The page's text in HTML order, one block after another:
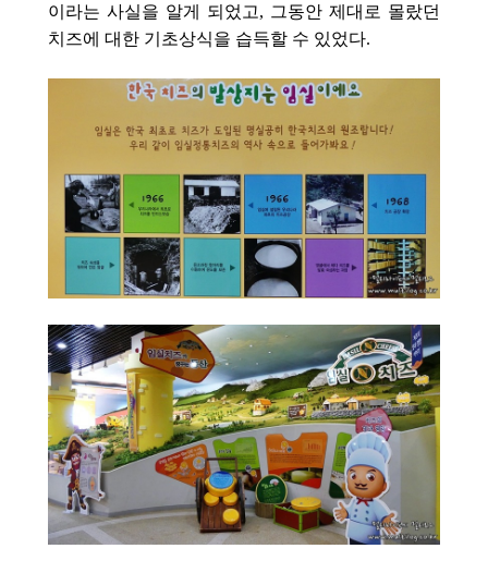
이라는 사실을 알게 되었고, 그동안 제대로 몰랐던
치즈에 대한 기초상식을 습득할 수 있었다.